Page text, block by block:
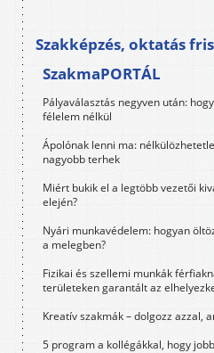
Szakképzés, oktatás
SzakmaPORTÁL
Pályaválasztás negyven után:
félelem nélkül
Ápolónak lenni ma:
nagyobb terhek
Miért bukik el a legtöbb vezetői
elején?
Nyári munkavédelem: hogyan
a melegben?
Fizikai és szellemi munkák
területeken garantált az
Kreatív szakmák – dolgozz azzal,
5 program a kollégákkal, hogy